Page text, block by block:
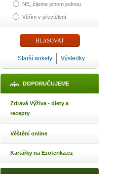
NE, žijeme jenom jednou
Věřím v převtělení
Starší ankety Výsledky
DOPORUČUJEME
Zdravá Výživa - diety a
recepty
Věštění online
Kartářky na Ezoterika.cz